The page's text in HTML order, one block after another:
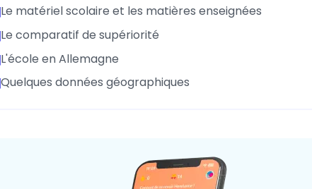
Le matériel scolaire et les matières enseignées
Le comparatif de supériorité
L'école en Allemagne
Quelques données géographiques